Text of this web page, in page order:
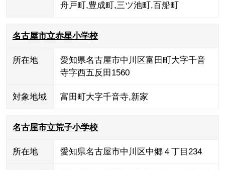
舟戸町 ,豊成町 ,三ツ池町 , 百船町
名古屋市立赤星小学校
所在地
愛知県名古屋市中川区富田町大字千音
寺字西五反田1560
対象地域 富田町大字千音寺,新家
名古屋市立荒子小学校
所在地 愛知県名古屋市中川区中郷４丁目234